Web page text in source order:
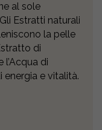
al sole
Estratti naturali
la pelle
di
l’Acqua di
energia e vitalità.